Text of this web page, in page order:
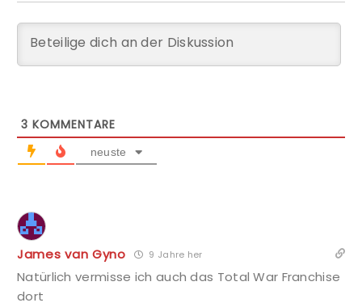
3 KOMMENTARE
neuste
James van Gyno 9 Jahre her
Natürlich vermisse ich auch das Total War Franchise
dort